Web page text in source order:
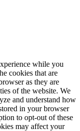
while you
cookies that are
as they are
of the website. We
and understand how
in your browser
to opt-out of these
may affect your